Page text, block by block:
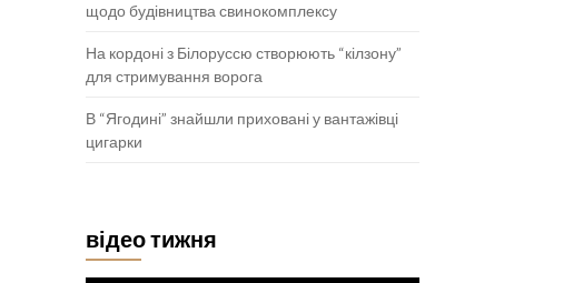
щодо будівництва свинокомплексу
На кордоні з Білоруссю створюють “кілзону”
для стримування ворога
В “Ягодині” знайшли приховані у вантажівці
цигарки
відео тижня